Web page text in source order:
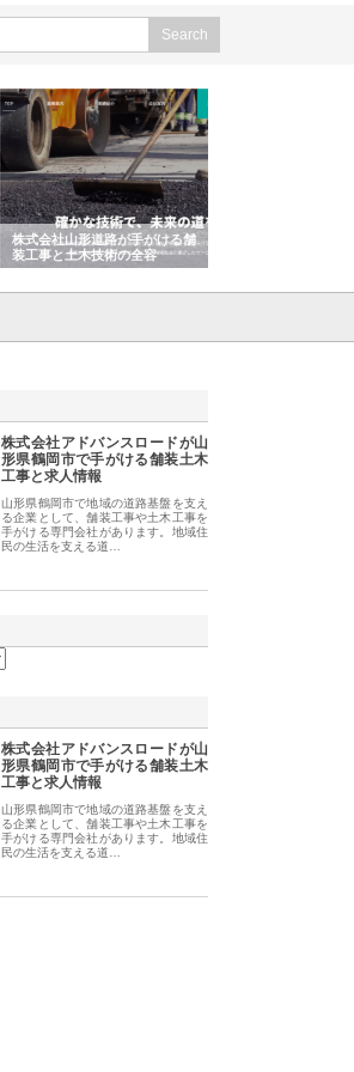
株式会社山形道路が手がける舗
装工事と土木技術の全容
株式会社アドバンスロードが山
形県鶴岡市で手がける舗装土木
工事と求人情報
山形県鶴岡市で地域の道路基盤を支え
る企業として、舗装工事や土木工事を
手がける専門会社があります。地域住
民の生活を支える道…
株式会社アドバンスロードが山
形県鶴岡市で手がける舗装土木
工事と求人情報
山形県鶴岡市で地域の道路基盤を支え
る企業として、舗装工事や土木工事を
手がける専門会社があります。地域住
民の生活を支える道…